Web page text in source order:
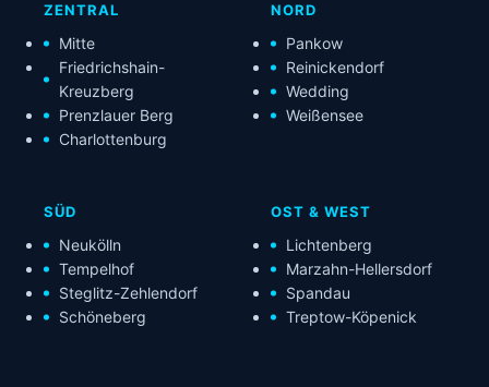
ZENTRAL
Mitte
Friedrichshain-
Kreuzberg
Prenzlauer Berg
Charlottenburg
NORD
Pankow
Reinickendorf
Wedding
Weißensee
SÜD
Neukölln
Tempelhof
Steglitz-Zehlendorf
Schöneberg
OST & WEST
Lichtenberg
Marzahn-Hellersdorf
Spandau
Treptow-Köpenick